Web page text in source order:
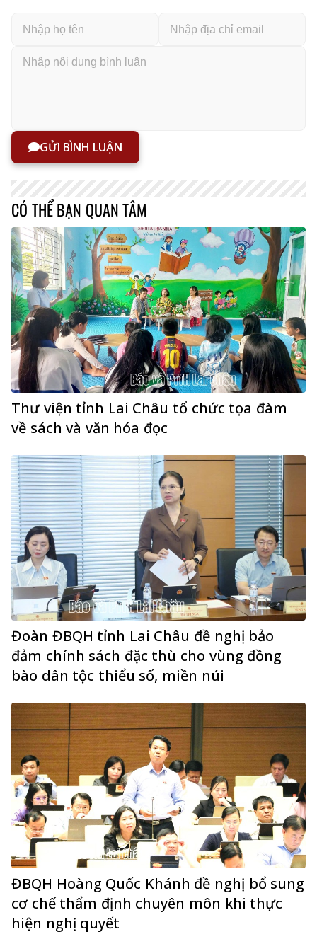
GỬI BÌNH LUẬN
CÓ THỂ BẠN QUAN TÂM
Thư viện tỉnh Lai Châu tổ chức tọa đàm
về sách và văn hóa đọc
Đoàn ĐBQH tỉnh Lai Châu đề nghị bảo
đảm chính sách đặc thù cho vùng đồng
bào dân tộc thiểu số, miền núi
ĐBQH Hoàng Quốc Khánh đề nghị bổ sung
cơ chế thẩm định chuyên môn khi thực
hiện nghị quyết